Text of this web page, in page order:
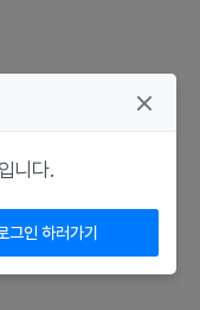
니다.
그인 하러가기